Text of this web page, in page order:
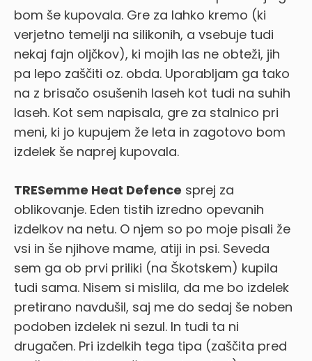
bom še kupovala. Gre za lahko kremo (ki
verjetno temelji na silikonih, a vsebuje tudi
nekaj fajn oljčkov), ki mojih las ne obteži, jih
pa lepo zaščiti oz. obda. Uporabljam ga tako
na z brisačo osušenih laseh kot tudi na suhih
laseh. Kot sem napisala, gre za stalnico pri
meni, ki jo kupujem že leta in zagotovo bom
izdelek še naprej kupovala.
TRESemme Heat Defence sprej za
oblikovanje. Eden tistih izredno opevanih
izdelkov na netu. O njem so po moje pisali že
vsi in še njihove mame, atiji in psi. Seveda
sem ga ob prvi priliki (na Škotskem) kupila
tudi sama. Nisem si mislila, da me bo izdelek
pretirano navdušil, saj me do sedaj še noben
podoben izdelek ni sezul. In tudi ta ni
drugačen. Pri izdelkih tega tipa (zaščita pred